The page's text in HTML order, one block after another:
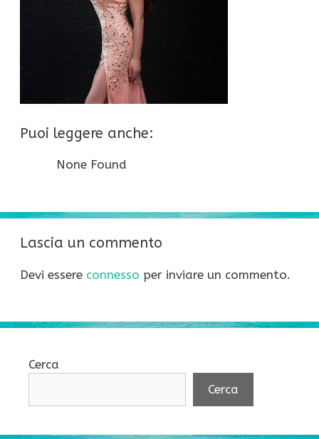
Puoi leggere anche:
None Found
Lascia un commento
Devi essere connesso per inviare un commento.
Cerca
Cerca